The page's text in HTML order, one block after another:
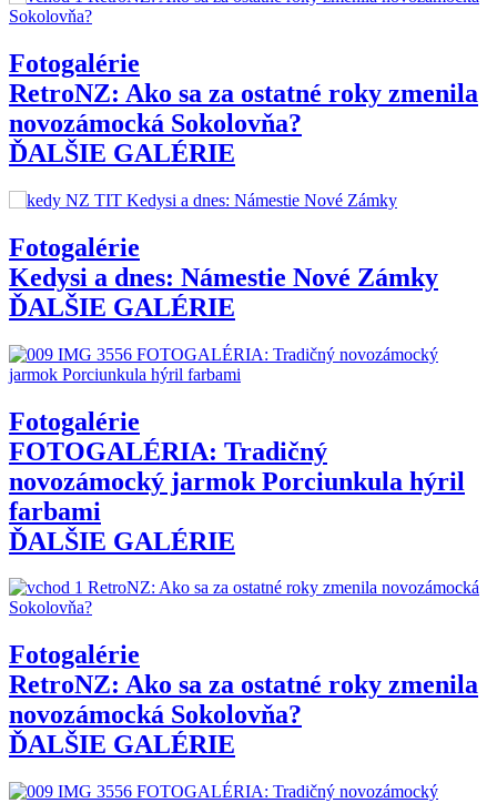
Fotogalérie
RetroNZ: Ako sa za ostatné roky zmenila
novozámocká Sokolovňa?
ĎALŠIE GALÉRIE
Fotogalérie
Kedysi a dnes: Námestie Nové Zámky
ĎALŠIE GALÉRIE
Fotogalérie
FOTOGALÉRIA: Tradičný
novozámocký jarmok Porciunkula hýril
farbami
ĎALŠIE GALÉRIE
Fotogalérie
RetroNZ: Ako sa za ostatné roky zmenila
novozámocká Sokolovňa?
ĎALŠIE GALÉRIE